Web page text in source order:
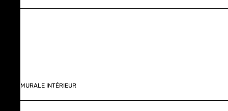
MURALE INTÉRIEUR